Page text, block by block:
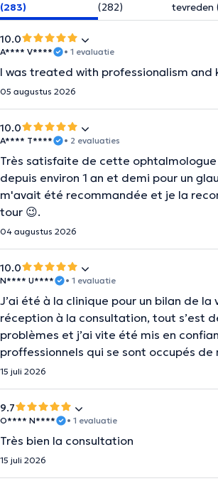
(283)
(282)
tevreden
10.0
A**** V**** • 1 evaluatie
I was treated with professionalism and
05 augustus 2026
10.0
A**** T**** • 2 evaluaties
Très satisfaite de cette
depuis environ 1 an et demi pour un
m'avait été recommandée et je la
tour 😉.
04 augustus 2026
10.0
N**** U**** • 1 evaluatie
J’ai été à la clinique pour un bilan de la
réception à la consultation, tout s’est
problèmes et j’ai vite été mis en
proffessionnels qui se sont occupés de
15 juli 2026
9.7
O**** N**** • 1 evaluatie
Très bien la consultation
15 juli 2026